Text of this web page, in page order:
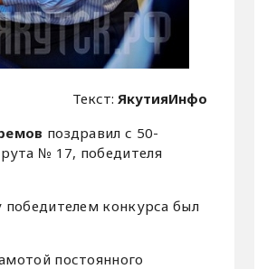
Текст:ЯкутияИнфо
поздравил с 50-
№ 17, победителя
конкурса был
постоянного